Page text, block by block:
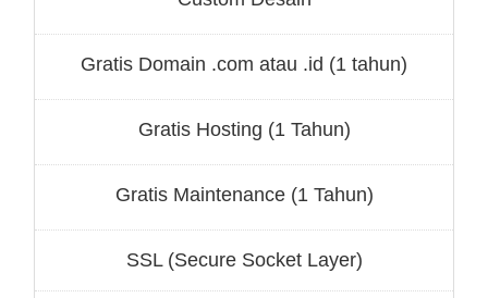
Gratis Domain .com atau .id (1 tahun)
Gratis Hosting (1 Tahun)
Gratis Maintenance (1 Tahun)
SSL (Secure Socket Layer)